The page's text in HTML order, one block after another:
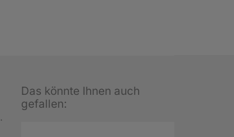
.
Das könnte Ihnen auch
gefallen: